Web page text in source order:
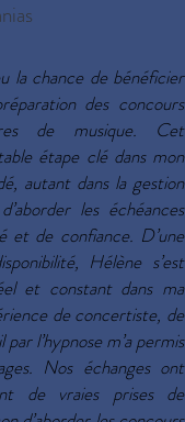
la chance de bénéficier
des concours
de musique. Cet
étape clé dans mon
autant dans la gestion
les échéances
et de confiance. D’une
Hélène s’est
et constant dans ma
de concertiste, de
l’hypnose m’a permis
Nos échanges ont
de vraies prises de